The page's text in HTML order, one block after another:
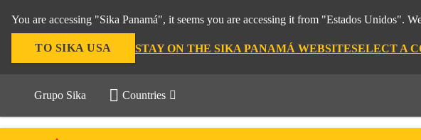
You are accessing "Sika Panamá", it seems you are accessing it from "Estados Unidos".
TO SIKA USA STAY ON THE SIKA PANAMÁ WEBSITESELECT A
Grupo Sika Countries